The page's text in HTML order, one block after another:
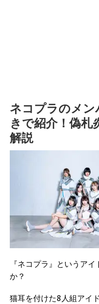
ネコプラのメン
きで紹介！偽札
解説
『ネコプラ』というア
か？
猫耳を付けた8人組アイ